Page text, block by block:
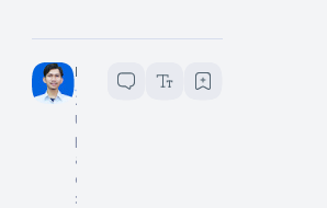
2
U
pd
at
ed
: